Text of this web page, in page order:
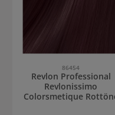
86454
Revlon Professional
Revlonissimo
Colorsmetique